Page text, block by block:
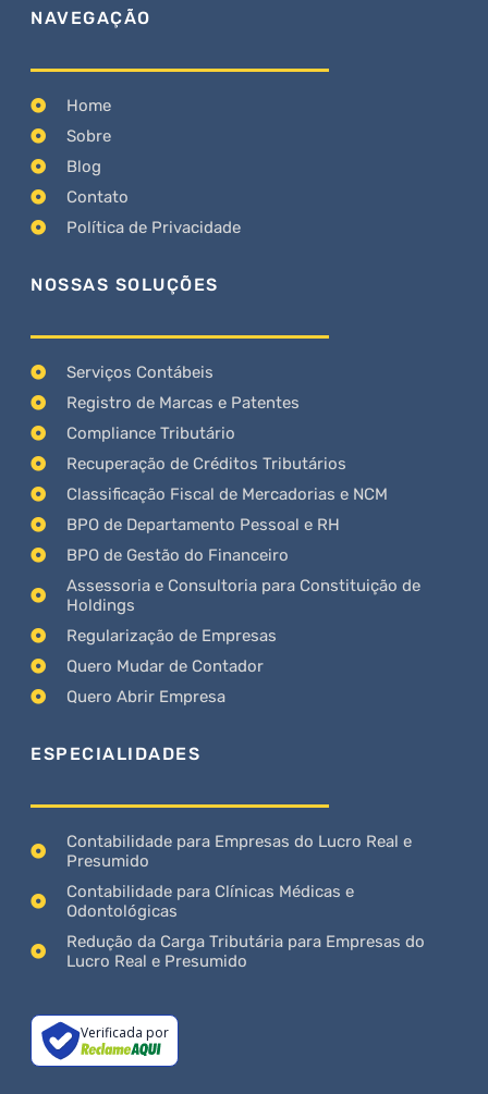
NAVEGAÇÃO
Home
Sobre
Blog
Contato
Política de Privacidade
NOSSAS SOLUÇÕES
Serviços Contábeis
Registro de Marcas e Patentes
Compliance Tributário
Recuperação de Créditos Tributários
Classificação Fiscal de Mercadorias e NCM
BPO de Departamento Pessoal e RH
BPO de Gestão do Financeiro
Assessoria e Consultoria para Constituição de
Holdings
Regularização de Empresas
Quero Mudar de Contador
Quero Abrir Empresa
ESPECIALIDADES
Contabilidade para Empresas do Lucro Real e
Presumido
Contabilidade para Clínicas Médicas e
Odontológicas
Redução da Carga Tributária para Empresas do
Lucro Real e Presumido
Verificada por